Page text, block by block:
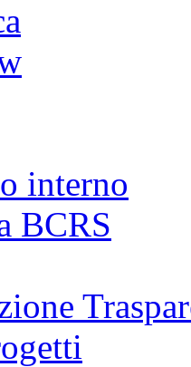
interno
BCRS